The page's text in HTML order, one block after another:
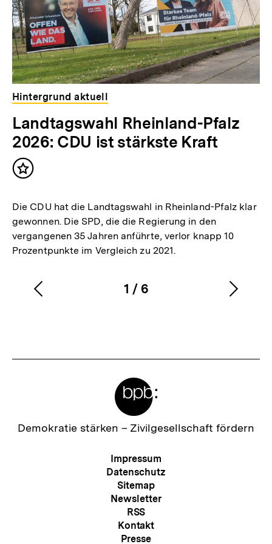
Hintergrund aktuell
Landtagswahl Rheinland-Pfalz
2026: CDU ist stärkste Kraft
Inhalt
Die CDU hat die Landtagswahl in Rheinland-Pfalz klar
gewonnen. Die SPD, die die Regierung in den
vergangenen 35 Jahren anführte, verlor knapp 10
Prozentpunkte im Vergleich zu 2021.
Karussellinhalt
1
von
/ 6
Vorherigen
Zur
Demokratie stärken – Zivilgesellschaft fördern
Meta-
Navigation
Impressum
Datenschutz
Sitemap
Newsletter
RSS
Kontakt
Presse